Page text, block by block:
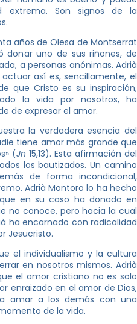
extrema. Son signos de la
años de Olesa de Montserrat
donar uno de sus riñones, de
a personas anónimas. Adrià
así es, sencillamente, el
que Cristo es su inspiración,
la vida por nosotros, ha
de expresar el amor.
la verdadera esencia del
tiene amor más grande que
(Jn15,13). Esta afirmación del
los bautizados. Un camino
de forma incondicional,
Adrià Montoro lo ha hecho
en su caso ha donado en
no conoce, pero hacia la cual
ha encarnado con radicalidad
Jesucristo.
el individualismo y la cultura
en nosotros mismos. Adrià
el amor cristiano no es solo
enraizado en el amor de Dios,
amar a los demás con una
de la vida.